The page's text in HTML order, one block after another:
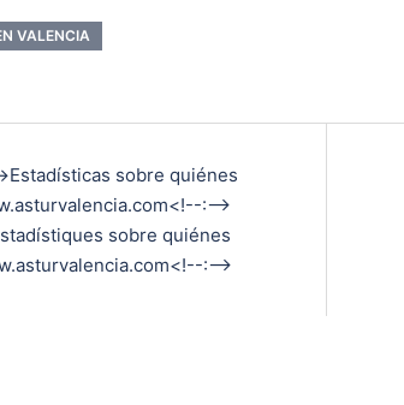
VALENCIA
sobre quiénes
:-->
sobre quiénes
:-->